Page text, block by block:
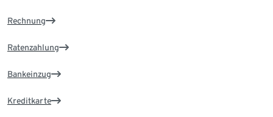
Rechnung
Ratenzahlung
Bankeinzug
Kreditkarte